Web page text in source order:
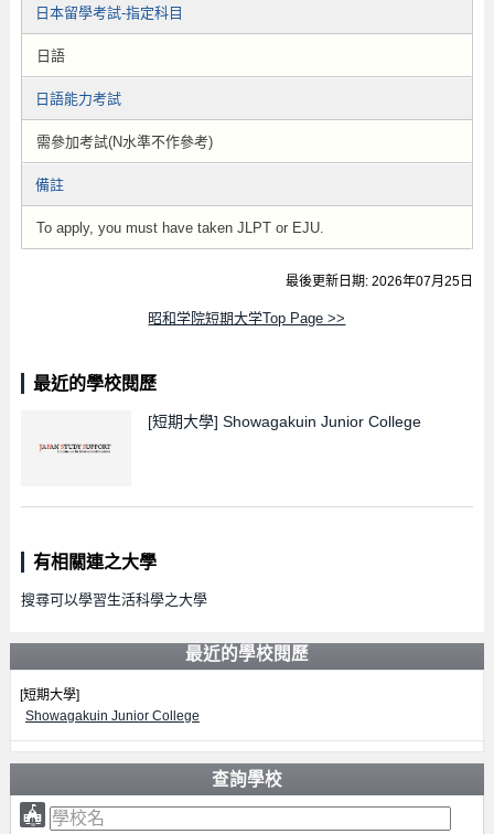
日本留學考試-指定科目
日語
日語能力考試
需參加考試(N水準不作參考)
備註
To apply, you must have taken JLPT or EJU.
最後更新日期: 2026年07月25日
昭和学院短期大学Top Page >>
最近的學校閱歷
[短期大學] Showagakuin Junior College
有相關連之大學
搜尋可以學習生活科學之大學
最近的學校閱歷
[短期大學]
Showagakuin Junior College
查詢學校